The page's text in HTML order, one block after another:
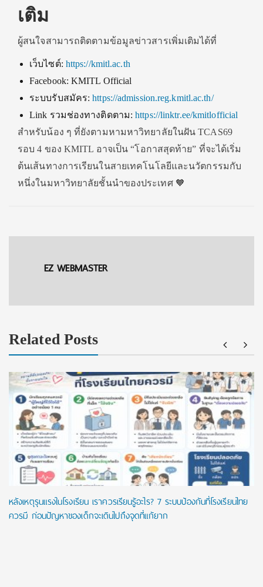
เติม
ผู้สนใจสามารถติดตามข้อมูลข่าวสารเพิ่มเติมได้ที่
เว็บไซต์: https://kmitl.ac.th
Facebook: KMITL Official
ระบบรับสมัคร:https://admission.reg.kmitl.ac.th/
Link รวมช่องทางติดตาม:https://linktr.ee/kmitlofficial
สำหรับน้อง ๆ ที่ยังตามหามหาวิทยาลัยในฝัน TCAS69
รอบ 4 ของ KMITL อาจเป็น “โอกาสสุดท้าย” ที่จะได้เริ่ม
ต้นเส้นทางการเรียนในสายเทคโนโลยีและนวัตกรรมกับ
หนึ่งในมหาวิทยาลัยชั้นนำของประเทศ 🧡
EZ WEBMASTER
Related Posts
หลังเหตุรุนแรงในโรงเรียน เราควรเรียนรู้อะไร? 7 ระบบป้องกันที่โรงเรียนไทย
ควรมี ก่อนปัญหาของเด็กจะเดินไปถึงจุดที่แก้ยาก